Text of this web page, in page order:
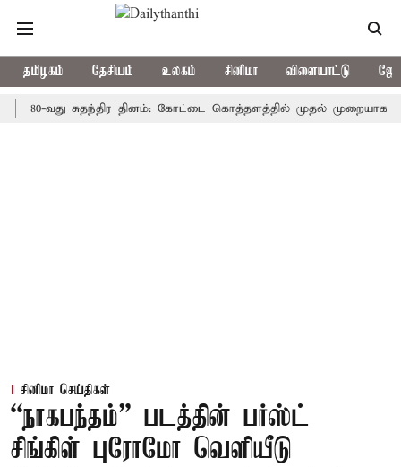
தமிழகம் தேசியம் உலகம் சினிமா விளையாட்டு
வது சுதந்திர தினம்: கோட்டை கொத்தளத்தில் முதல் முறையாக தேசிய
சினிமா செய்திகள்
“நாகபந்தம்” படத்தின் பர்ஸ்ட்
சிங்கிள் புரோமோ வெளியீடு